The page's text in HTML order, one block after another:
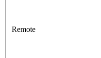
Remote